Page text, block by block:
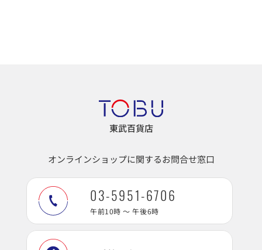
東武百貨店
オンラインショップに関するお問合せ窓口
03-5951-6706
午前10時 ～ 午後6時